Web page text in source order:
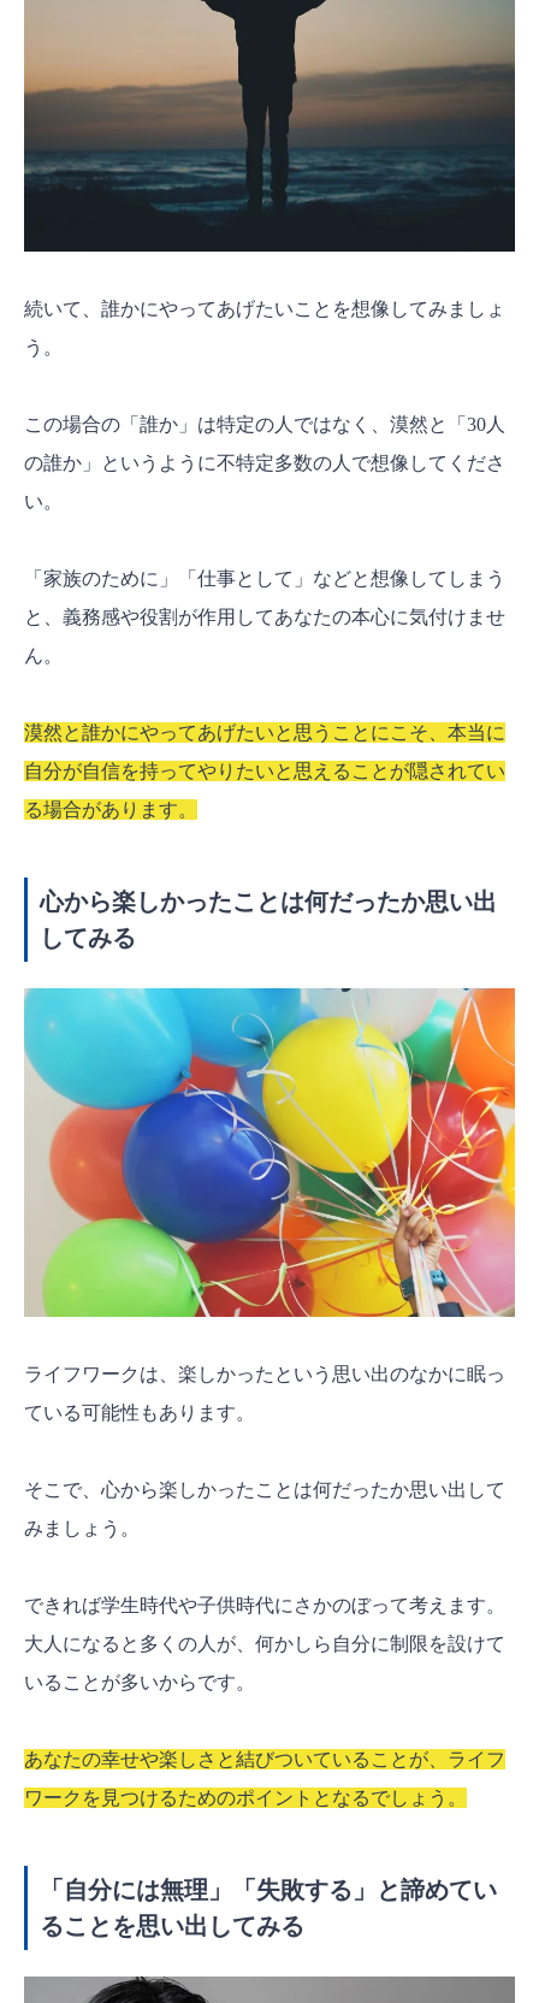
続いて、誰かにやってあげたいことを想像してみましょ
う。
この場合の「誰か」は特定の人ではなく、漠然と「30人
の誰か」というように不特定多数の人で想像してくださ
い。
「家族のために」「仕事として」などと想像してしまう
と、義務感や役割が作用してあなたの本心に気付けませ
ん。
漠然と誰かにやってあげたいと思うことにこそ、本当に
自分が自信を持ってやりたいと思えることが隠されてい
る場合があります。
心から楽しかったことは何だったか思い出
してみる
ライフワークは、楽しかったという思い出のなかに眠っ
ている可能性もあります。
そこで、心から楽しかったことは何だったか思い出して
みましょう。
できれば学生時代や子供時代にさかのぼって考えます。
大人になると多くの人が、何かしら自分に制限を設けて
いることが多いからです。
あなたの幸せや楽しさと結びついていることが、ライフ
ワークを見つけるためのポイントとなるでしょう。
「自分には無理」「失敗する」と諦めてい
ることを思い出してみる